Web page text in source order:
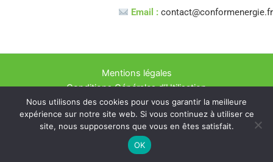
Email : contact@conformenergie.fr
Mentions légales
Conditions Générales d’Utilisation
Politique de confidentialité
Copyright © 2026 CONFORM ENERGIE Experts en Rénovation
Énergétique
Nous utilisons des cookies pour vous garantir la meilleure
expérience sur notre site web. Si vous continuez à utiliser ce
site, nous supposerons que vous en êtes satisfait.
OK